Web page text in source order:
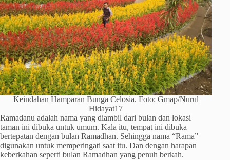
Keindahan Hamparan Bunga Celosia. Foto: Gmap/Nurul
Hidayat17
Ramadanu adalah nama yang diambil dari bulan dan lokasi
taman ini dibuka untuk umum. Kala itu, tempat ini dibuka
bertepatan dengan bulan Ramadhan. Sehingga nama “Rama”
digunakan untuk memperingati saat itu. Dan dengan harapan
keberkahan seperti bulan Ramadhan yang penuh berkah.